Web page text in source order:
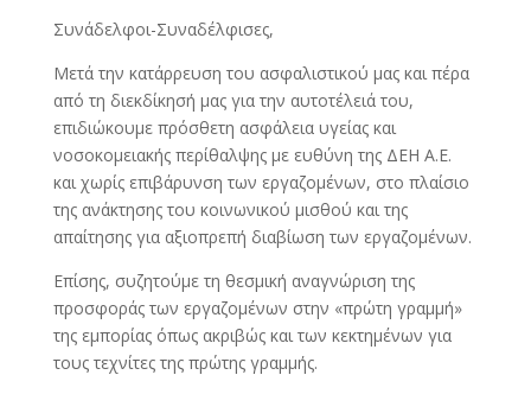
Συνάδελφοι-Συναδέλφισες,
Μετά την κατάρρευση του ασφαλιστικού μας και πέρα
από τη διεκδίκησή μας για την αυτοτέλειά του,
επιδιώκουμε πρόσθετη ασφάλεια υγείας και
νοσοκομειακής περίθαλψης με ευθύνη της ΔΕΗ Α.Ε.
και χωρίς επιβάρυνση των εργαζομένων, στο πλαίσιο
της ανάκτησης του κοινωνικού μισθού και της
απαίτησης για αξιοπρεπή διαβίωση των εργαζομένων.
Επίσης, συζητούμε τη θεσμική αναγνώριση της
προσφοράς των εργαζομένων στην «πρώτη γραμμή»
της εμπορίας όπως ακριβώς και των κεκτημένων για
τους τεχνίτες της πρώτης γραμμής.